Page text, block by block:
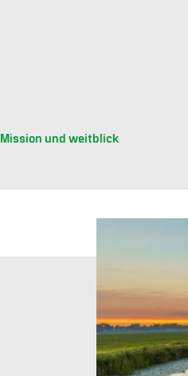
Mission und weitblick